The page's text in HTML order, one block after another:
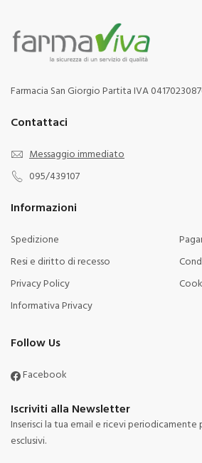
Farmacia San Giorgio Partita IVA
Contattaci
Messaggio immediato
095/439107
Informazioni
Spedizione
Resi e diritto di recesso
Privacy Policy
Informativa Privacy
Follow Us
Facebook
Iscriviti alla Newsletter
Inserisci la tua email e ricevi
esclusivi.